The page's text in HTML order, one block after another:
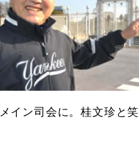
イン司会に。桂文珍と笑